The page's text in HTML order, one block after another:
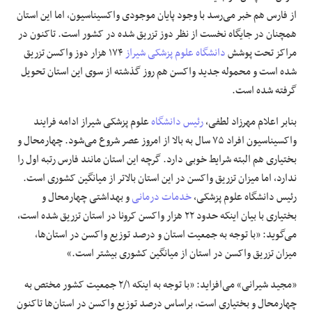
از فارس هم خبر می‌رسد با وجود پایان موجودی واکسیناسیون، اما این استان
همچنان در جایگاه نخست از نظر دوز تزریق شده در کشور است. تاکنون در
مراکز تحت پوششدانشگاه علوم پزشکی شیراز
۱۷۴ هزار دوز واکسن تزریق
شده است و محموله جدید واکسن هم روز گذشته از سوی این استان تحویل
گرفته شده است.
بنابر اعلام مهرزاد لطفی،رئیس دانشگاهعلوم پزشکی شیراز ادامه فرایند
واکسیناسیون افراد ۷۵ سال به بالا از امروز عصر شروع می‌شود. چهارمحال و
بختیاری هم البته شرایط خوبی دارد. گرچه این استان مانند فارس رتبه اول را
ندارد، اما میزان تزریق واکسن در این استان بالاتر از میانگین کشوری است.
رئیس دانشگاه علوم پزشکی،خدمات درمانیو بهداشتی چهارمحال و
بختیاری با بیان اینکه حدود ۲۲ هزار واکسن کرونا در استان تزریق شده است،
می‌گوید: «با توجه به جمعیت استان و درصد توزیع واکسن در استان‌ها،
میزان تزریق واکسن در استان از میانگین کشوری بیشتر است.»
«مجید شیرانی» می‌افزاید: «با توجه به اینکه ۲/۱ جمعیت کشور مختص به
چهارمحال و بختیاری است، براساس درصد توزیع واکسن در استان‌ها تاکنون